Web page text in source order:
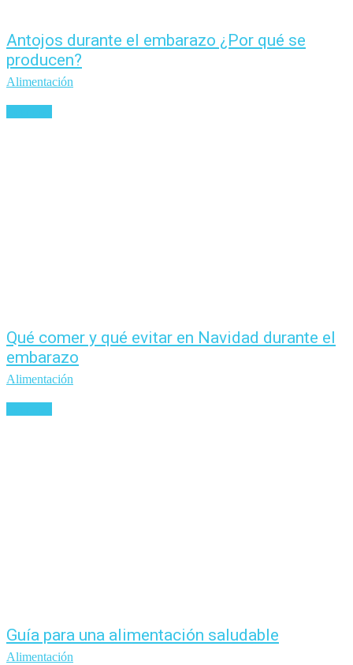
Antojos durante el embarazo ¿Por qué se
producen?
Alimentación
Qué comer y qué evitar en Navidad durante el
embarazo
Alimentación
Guía para una alimentación saludable
Alimentación